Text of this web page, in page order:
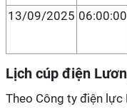
13/09/2025 06:00:00
Lịch cúp điện
Theo Công ty điện lực